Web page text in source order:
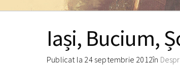
Iași, Bucium,
Publicat la 24 septembrie 2012în